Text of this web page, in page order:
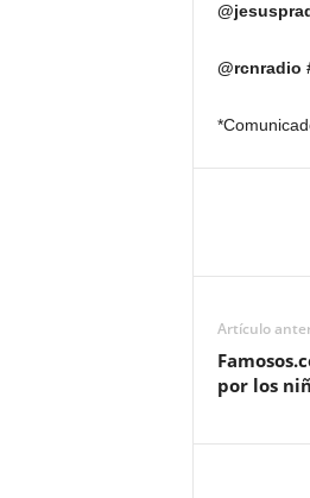
@rcnradio
Artículo
por los